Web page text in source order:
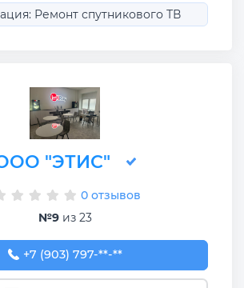
Ремонт спутникового ТВ
"ЭТИС"
0 отзывов
№9из 23
+7 (903) 797-16-10
+7 (903) 797-**-**